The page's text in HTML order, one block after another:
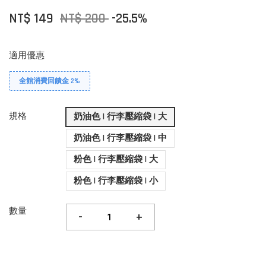
NT$ 149 NT$ 200 -25.5%
適用優惠
全館消費回饋金 2%
規格
奶油色 | 行李壓縮袋 | 大
奶油色 | 行李壓縮袋 | 中
粉色 | 行李壓縮袋 | 大
粉色 | 行李壓縮袋 | 小
數量 - +